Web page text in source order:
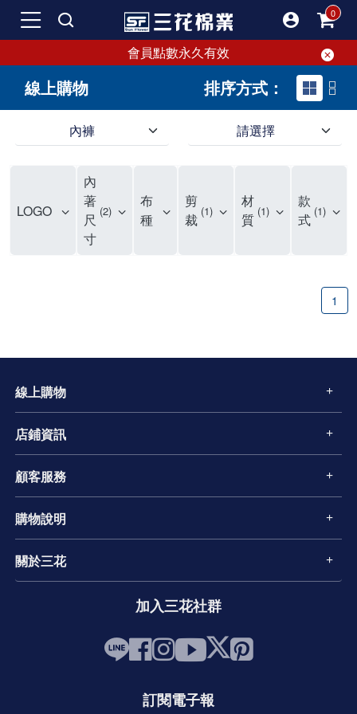
會員點數永久有效
線上購物 排序方式：
內褲 請選擇
LOGO
內
著
尺
寸
2
布
種
剪
裁 1
材
質 1
款
式 1
1
線上購物
店鋪資訊
顧客服務
購物說明
關於三花
加入三花社群
訂閱電子報